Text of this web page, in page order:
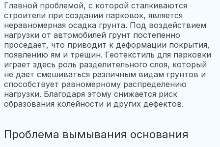
Главной проблемой, с которой сталкиваются
строители при создании парковок, является
неравномерная осадка грунта. Под воздействием
нагрузки от автомобилей грунт постепенно
проседает, что приводит к деформации покрытия,
появлению ям и трещин. Геотекстиль для парковки
играет здесь роль разделительного слоя, который
не дает смешиваться различным видам грунтов и
способствует равномерному распределению
нагрузки. Благодаря этому снижается риск
образования колейности и других дефектов.
Проблема вымывания основания